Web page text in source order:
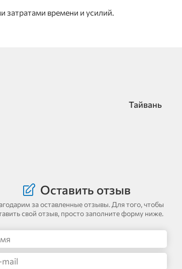
затратами времени и усилий.
Тайвань
Оставить отзыв
за оставленные отзывы. Для того, чтобы
свой отзыв, просто заполните форму ниже.